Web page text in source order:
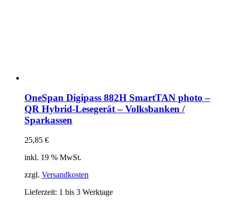
OneSpan Digipass 882H SmartTAN photo –
QR Hybrid-Lesegerät – Volksbanken /
Sparkassen
25,85 €
inkl. 19 % MwSt.
zzgl. Versandkosten
Lieferzeit: 1 bis 3 Werktage